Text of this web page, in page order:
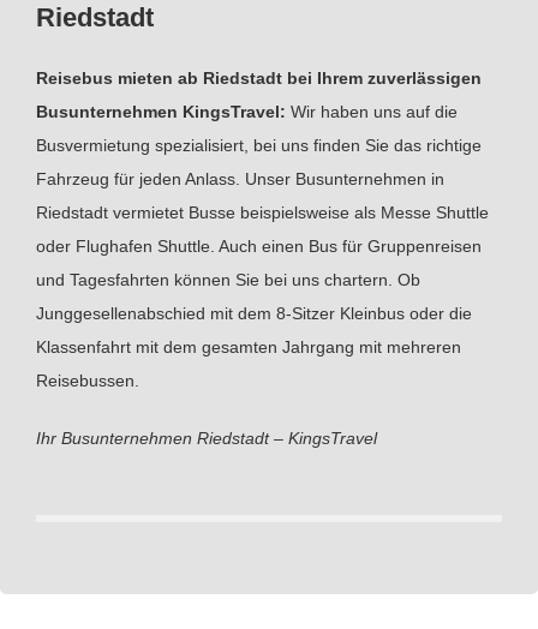
Riedstadt
Reisebus mieten ab Riedstadt bei Ihrem zuverlässigen
Busunternehmen KingsTravel: Wir haben uns auf die
Busvermietung spezialisiert, bei uns finden Sie das richtige
Fahrzeug für jeden Anlass. Unser Busunternehmen in
Riedstadt vermietet Busse beispielsweise als Messe Shuttle
oder Flughafen Shuttle. Auch einen Bus für Gruppenreisen
und Tagesfahrten können Sie bei uns chartern. Ob
Junggesellenabschied mit dem 8-Sitzer Kleinbus oder die
Klassenfahrt mit dem gesamten Jahrgang mit mehreren
Reisebussen.
Ihr Busunternehmen Riedstadt – KingsTravel